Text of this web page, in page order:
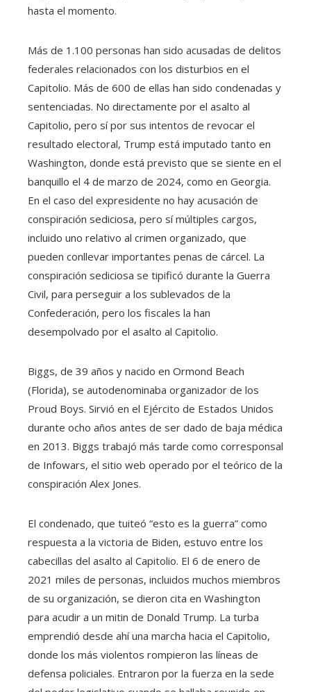
hasta el momento.
Más de 1.100 personas han sido acusadas de delitos
federales relacionados con los disturbios en el
Capitolio. Más de 600 de ellas han sido condenadas y
sentenciadas. No directamente por el asalto al
Capitolio, pero sí por sus intentos de revocar el
resultado electoral, Trump está imputado tanto en
Washington, donde está previsto que se siente en el
banquillo el 4 de marzo de 2024, como en Georgia.
En el caso del expresidente no hay acusación de
conspiración sediciosa, pero sí múltiples cargos,
incluido uno relativo al crimen organizado, que
pueden conllevar importantes penas de cárcel. La
conspiración sediciosa se tipificó durante la Guerra
Civil, para perseguir a los sublevados de la
Confederación, pero los fiscales la han
desempolvado por el asalto al Capitolio.
Biggs, de 39 años y nacido en Ormond Beach
(Florida), se autodenominaba organizador de los
Proud Boys. Sirvió en el Ejército de Estados Unidos
durante ocho años antes de ser dado de baja médica
en 2013. Biggs trabajó más tarde como corresponsal
de Infowars, el sitio web operado por el teórico de la
conspiración Alex Jones.
El condenado, que tuiteó “esto es la guerra” como
respuesta a la victoria de Biden, estuvo entre los
cabecillas del asalto al Capitolio. El 6 de enero de
2021 miles de personas, incluidos muchos miembros
de su organización, se dieron cita en Washington
para acudir a un mitin de Donald Trump. La turba
emprendió desde ahí una marcha hacia el Capitolio,
donde los más violentos rompieron las líneas de
defensa policiales. Entraron por la fuerza en la sede